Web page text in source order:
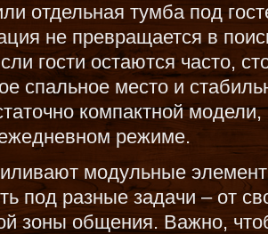
отдельная тумба под
не превращается в
гости остаются часто,
спальное место и
компактной
режиме.
модульные
под разные задачи – от
зоны общения. Важно,